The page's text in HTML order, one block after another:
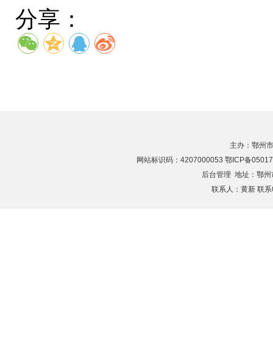
分享：
主办：鄂州
网站标识码：4207000053 鄂ICP备
后台管理 地址：鄂
联系人：黄新 联